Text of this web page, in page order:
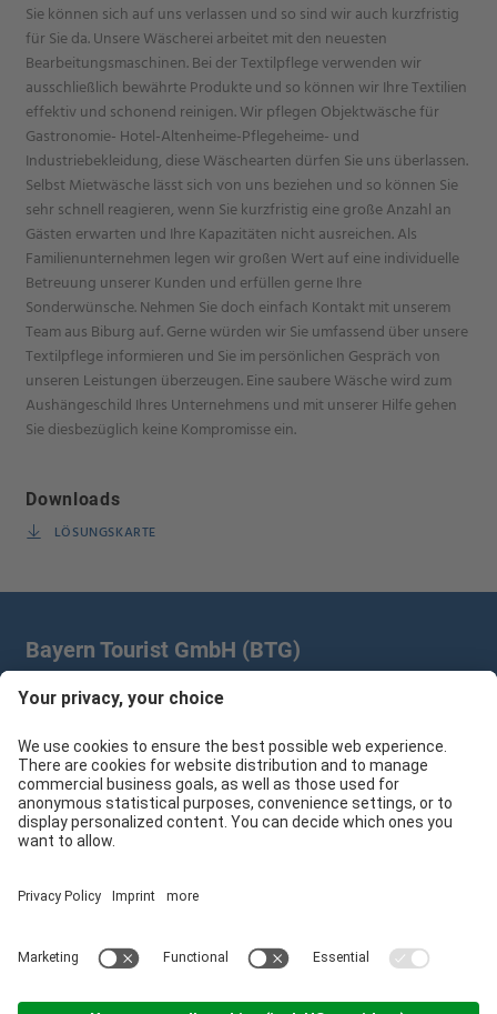
Sie können sich auf uns verlassen und so sind wir auch kurzfristig
für Sie da. Unsere Wäscherei arbeitet mit den neuesten
Bearbeitungsmaschinen. Bei der Textilpflege verwenden wir
ausschließlich bewährte Produkte und so können wir Ihre Textilien
effektiv und schonend reinigen. Wir pflegen Objektwäsche für
Gastronomie- Hotel-Altenheime-Pflegeheime- und
Industriebekleidung, diese Wäschearten dürfen Sie uns überlassen.
Selbst Mietwäsche lässt sich von uns beziehen und so können Sie
sehr schnell reagieren, wenn Sie kurzfristig eine große Anzahl an
Gästen erwarten und Ihre Kapazitäten nicht ausreichen. Als
Familienunternehmen legen wir großen Wert auf eine individuelle
Betreuung unserer Kunden und erfüllen gerne Ihre
Sonderwünsche. Nehmen Sie doch einfach Kontakt mit unserem
Team aus Biburg auf. Gerne würden wir Sie umfassend über unsere
Textilpflege informieren und Sie im persönlichen Gespräch von
unseren Leistungen überzeugen. Eine saubere Wäsche wird zum
Aushängeschild Ihres Unternehmens und mit unserer Hilfe gehen
Sie diesbezüglich keine Kompromisse ein.
Downloads
LÖSUNGSKARTE
Bayern Tourist GmbH (BTG)
Prinz-Ludwig-Palais | Türkenstr. 7 | 80333 München
branchenpartner@btg-service.de
Bayern Tourist GmbH (BTG) Sitemap
Impressum